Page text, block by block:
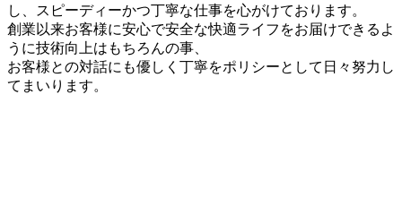
し、スピーディーかつ丁寧な仕事を心がけております。
創業以来お客様に安心で安全な快適ライフをお届けできるよ
うに技術向上はもちろんの事、
お客様との対話にも優しく丁寧をポリシーとして日々努力し
てまいります。